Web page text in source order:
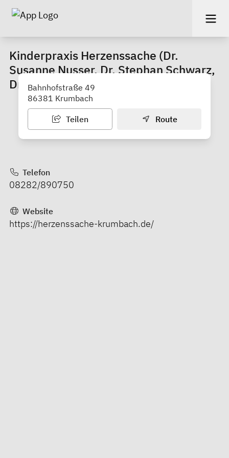
Kinderpraxis Herzenssache (Dr.
Susanne Nusser, Dr. Stephan Schwarz,
Dr. Ulrike Lorenz, Andreas Lorenz)
Bahnhofstraße 49
86381 Krumbach
Teilen Route
Telefon
08282/890750
Website
https://herzenssache-krumbach.de/